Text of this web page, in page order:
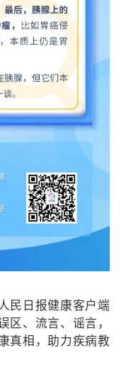
民日报健康客户端
区、流言、谣言，
真相，助力疾病教